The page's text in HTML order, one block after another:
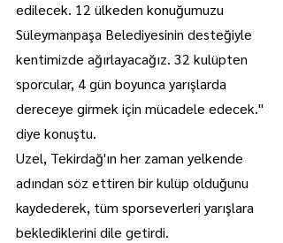
edilecek. 12 ülkeden konuğumuzu
Süleymanpaşa Belediyesinin desteğiyle
kentimizde ağırlayacağız. 32 kulüpten
sporcular, 4 gün boyunca yarışlarda
dereceye girmek için mücadele edecek."
diye konuştu.
Uzel, Tekirdağ'ın her zaman yelkende
adından söz ettiren bir kulüp olduğunu
kaydederek, tüm sporseverleri yarışlara
beklediklerini dile getirdi.